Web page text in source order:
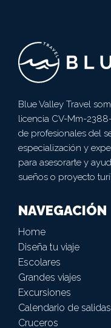
Blue Valley Travel
licencia CV-Mm-
de profesionales del
especialización y
para asesorarte y
sueños o proyecto
NAVEGACIÓN
Home
Diseña tu viaje
Escolares
Grandes viajes
Excursiones
Calendario de salidas
Cruceros